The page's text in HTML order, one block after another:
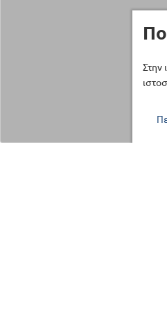
Στην